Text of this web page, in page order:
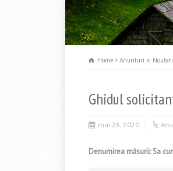
Home Anunturi si Noutati
Ghidul
mai 26, 2020
Denumirea măsurii: Sa